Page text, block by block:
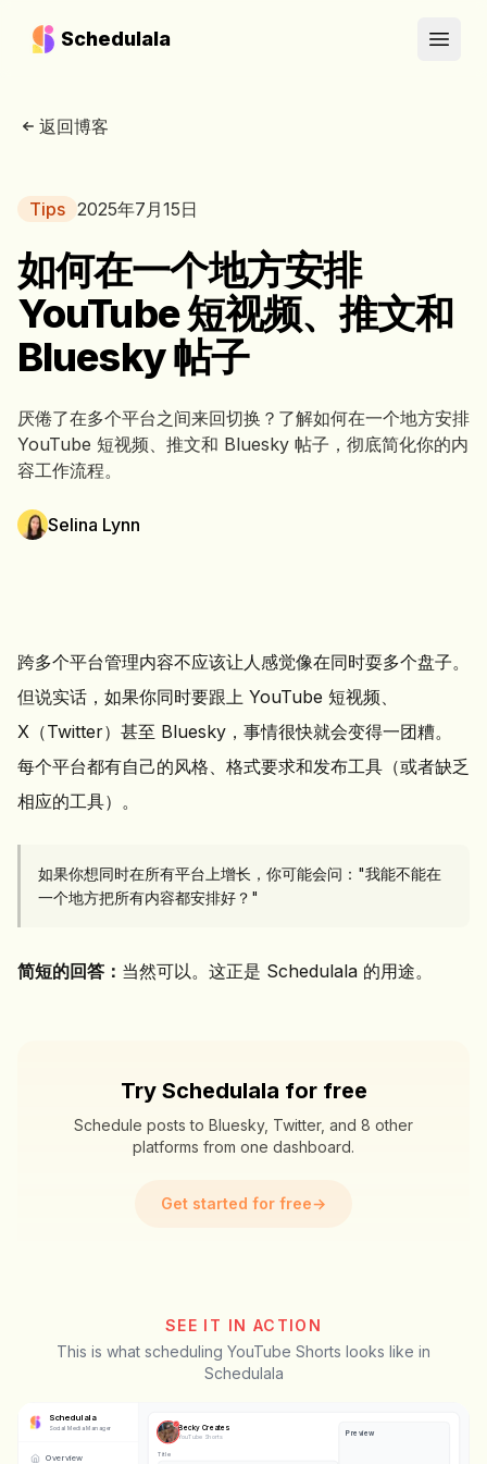
Schedulala
Open
返回博客
Tips 2025年7月15日
如何在一个地方安排
YouTube 短视频、推文和
Bluesky 帖子
厌倦了在多个平台之间来回切换？了解如何在一个地方安排
YouTube 短视频、推文和 Bluesky 帖子，彻底简化你的内
容工作流程。
Selina Lynn
跨多个平台管理内容不应该让人感觉像在同时耍多个盘子。
但说实话，如果你同时要跟上 YouTube 短视频、
X（Twitter）甚至 Bluesky，事情很快就会变得一团糟。
每个平台都有自己的风格、格式要求和发布工具（或者缺乏
相应的工具）。
如果你想同时在所有平台上增长，你可能会问："我能不能在
一个地方把所有内容都安排好？"
简短的回答： 当然可以。这正是 Schedulala 的用途。
Try Schedulala for free
Schedule posts to Bluesky, Twitter, and 8 other
platforms from one dashboard.
Get started for free→
SEE IT IN ACTION
This is what scheduling YouTube Shorts looks like in
Schedulala
Schedulala
Social Media Manager
Overview
Becky Creates
YouTube Shorts
Title
Preview